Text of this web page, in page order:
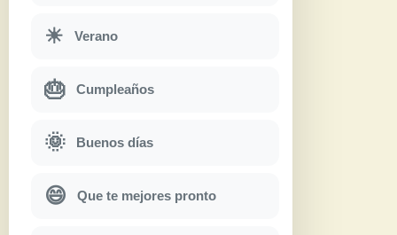
☀ Verano
🎂 Cumpleaños
🌞 Buenos días
😄 Que te mejores pronto